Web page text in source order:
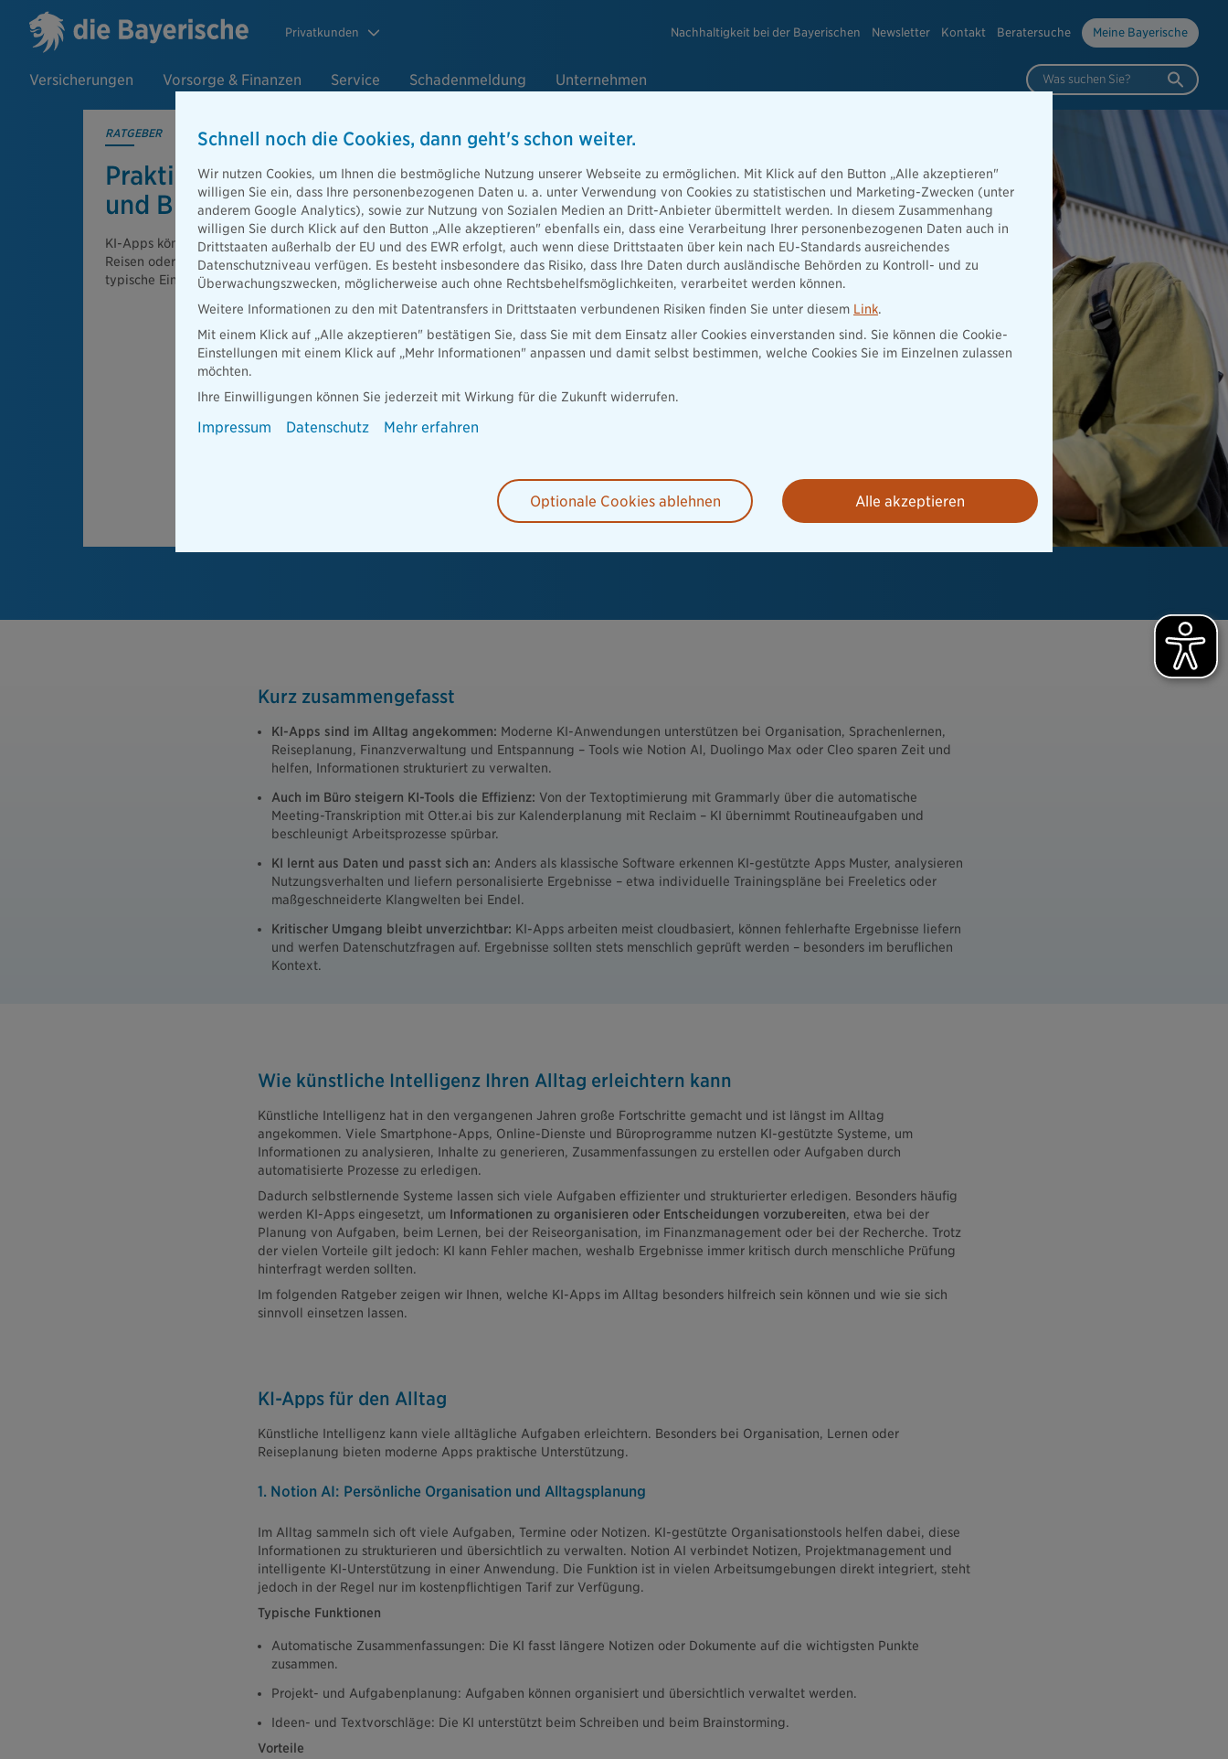
Privatkunden Nachhaltigkeit bei der Bayerischen Newsletter Kontakt Beratersuche Meine Bayerische
Versicherungen Vorsorge & Finanzen Service Schadenmeldung Unternehmen Was suchen Sie?
RATGEBER
Praktische KI-Apps für Alltag
und Büro
KI-Apps können den Alltag erleichtern, etwa bei Organisation,
Reisen oder Büroarbeit. Der Ratgeber zeigt praktische Tools und
typische Einsatzmöglichkeiten.
Kurz zusammengefasst
KI-Apps sind im Alltag angekommen: Moderne KI-Anwendungen unterstützen bei Organisation, Sprachenlernen,
Reiseplanung, Finanzverwaltung und Entspannung – Tools wie Notion AI, Duolingo Max oder Cleo sparen Zeit und
helfen, Informationen strukturiert zu verwalten.
Auch im Büro steigern KI-Tools die Effizienz: Von der Textoptimierung mit Grammarly über die automatische
Meeting-Transkription mit Otter.ai bis zur Kalenderplanung mit Reclaim – KI übernimmt Routineaufgaben und
beschleunigt Arbeitsprozesse spürbar.
KI lernt aus Daten und passt sich an: Anders als klassische Software erkennen KI-gestützte Apps Muster, analysieren
Nutzungsverhalten und liefern personalisierte Ergebnisse – etwa individuelle Trainingspläne bei Freeletics oder
maßgeschneiderte Klangwelten bei Endel.
Kritischer Umgang bleibt unverzichtbar: KI-Apps arbeiten meist cloudbasiert, können fehlerhafte Ergebnisse liefern
und werfen Datenschutzfragen auf. Ergebnisse sollten stets menschlich geprüft werden – besonders im beruflichen
Kontext.
Wie künstliche Intelligenz Ihren Alltag erleichtern kann
Künstliche Intelligenz hat in den vergangenen Jahren große Fortschritte gemacht und ist längst im Alltag
angekommen. Viele Smartphone-Apps, Online-Dienste und Büroprogramme nutzen KI-gestützte Systeme, um
Informationen zu analysieren, Inhalte zu generieren, Zusammenfassungen zu erstellen oder Aufgaben durch
automatisierte Prozesse zu erledigen.
Dadurch selbstlernende Systeme lassen sich viele Aufgaben effizienter und strukturierter erledigen. Besonders häufig
werden KI-Apps eingesetzt, um Informationen zu organisieren oder Entscheidungen vorzubereiten, etwa bei der
Planung von Aufgaben, beim Lernen, bei der Reiseorganisation, im Finanzmanagement oder bei der Recherche. Trotz
der vielen Vorteile gilt jedoch: KI kann Fehler machen, weshalb Ergebnisse immer kritisch durch menschliche Prüfung
hinterfragt werden sollten.
Im folgenden Ratgeber zeigen wir Ihnen, welche KI-Apps im Alltag besonders hilfreich sein können und wie sie sich
sinnvoll einsetzen lassen.
KI-Apps für den Alltag
Künstliche Intelligenz kann viele alltägliche Aufgaben erleichtern. Besonders bei Organisation, Lernen oder
Reiseplanung bieten moderne Apps praktische Unterstützung.
1. Notion AI: Persönliche Organisation und Alltagsplanung
Im Alltag sammeln sich oft viele Aufgaben, Termine oder Notizen. KI-gestützte Organisationstools helfen dabei, diese
Informationen zu strukturieren und übersichtlich zu verwalten. Notion AI verbindet Notizen, Projektmanagement und
intelligente KI-Unterstützung in einer Anwendung. Die Funktion ist in vielen Arbeitsumgebungen direkt integriert, steht
jedoch in der Regel nur im kostenpflichtigen Tarif zur Verfügung.
Typische Funktionen
Automatische Zusammenfassungen: Die KI fasst längere Notizen oder Dokumente auf die wichtigsten Punkte
zusammen.
Projekt- und Aufgabenplanung: Aufgaben können organisiert und übersichtlich verwaltet werden.
Ideen- und Textvorschläge: Die KI unterstützt beim Schreiben und beim Brainstorming.
Vorteile
Schnell noch die Cookies, dann geht's schon weiter.
Wir nutzen Cookies, um Ihnen die bestmögliche Nutzung unserer Webseite zu ermöglichen. Mit Klick auf den Button „Alle akzeptieren"
willigen Sie ein, dass Ihre personenbezogenen Daten u. a. unter Verwendung von Cookies zu statistischen und Marketing-Zwecken (unter
anderem Google Analytics), sowie zur Nutzung von Sozialen Medien an Dritt-Anbieter übermittelt werden. In diesem Zusammenhang
willigen Sie durch Klick auf den Button „Alle akzeptieren" ebenfalls ein, dass eine Verarbeitung Ihrer personenbezogenen Daten auch in
Drittstaaten außerhalb der EU und des EWR erfolgt, auch wenn diese Drittstaaten über kein nach EU-Standards ausreichendes
Datenschutzniveau verfügen. Es besteht insbesondere das Risiko, dass Ihre Daten durch ausländische Behörden zu Kontroll- und zu
Überwachungszwecken, möglicherweise auch ohne Rechtsbehelfsmöglichkeiten, verarbeitet werden können.
Weitere Informationen zu den mit Datentransfers in Drittstaaten verbundenen Risiken finden Sie unter diesem Link.
Mit einem Klick auf „Alle akzeptieren" bestätigen Sie, dass Sie mit dem Einsatz aller Cookies einverstanden sind. Sie können die Cookie-
Einstellungen mit einem Klick auf „Mehr Informationen" anpassen und damit selbst bestimmen, welche Cookies Sie im Einzelnen zulassen
möchten.
Ihre Einwilligungen können Sie jederzeit mit Wirkung für die Zukunft widerrufen.
Impressum Datenschutz Mehr erfahren
Optionale Cookies ablehnen Alle akzeptieren